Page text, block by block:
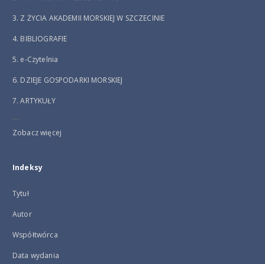
3. Z ŻYCIA AKADEMII MORSKIEJ W SZCZECINIE
4. BIBLIOGRAFIE
5. e-Czytelnia
6. DZIEJE GOSPODARKI MORSKIEJ
7. ARTYKUŁY
...
Zobacz więcej
Indeksy
Tytuł
Autor
Współtwórca
Data wydania